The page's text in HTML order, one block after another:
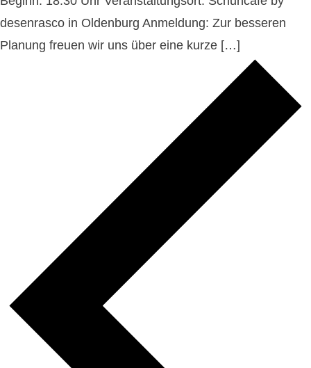
desenrasco in Oldenburg Anmeldung: Zur besseren
Planung freuen wir uns über eine kurze […]